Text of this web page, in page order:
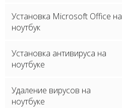
Установка Microsoft Office на
ноутбук
Установка антивируса на
ноутбуке
Удаление вирусов на
ноутбуке